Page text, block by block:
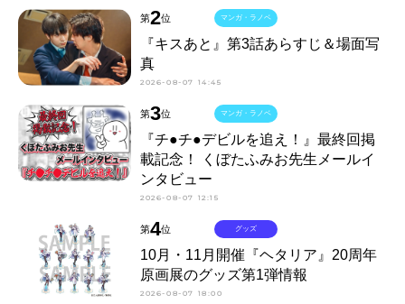
第2位
『キスあと』第3話あらすじ＆場面写
真
2026-08-07 14:45
マンガ・ラノベ
第3位
『チ●チ●デビルを追え！』最終回掲
載記念！ くぼたふみお先生メールイ
ンタビュー
2026-08-07 12:15
マンガ・ラノベ
第4位
10月・11月開催『ヘタリア』20周年
原画展のグッズ第1弾情報
2026-08-07 18:00
グッズ